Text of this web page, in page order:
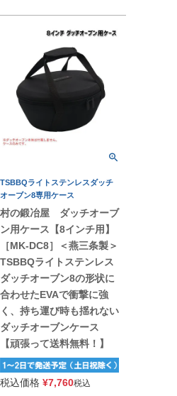
TSBBQライトステンレスダッチ
オーブン8専用ケース
村の鍛冶屋 ダッチオーブ
ン用ケース【8インチ用】
［MK-DC8］＜燕三条製＞
TSBBQライトステンレス
ダッチオーブン8の形状に
合わせたEVAで衝撃に強
く、持ち運び時も揺れない
ダッチオーブンケース
【頑張って送料無料！】
税込価格 ¥7,760税込